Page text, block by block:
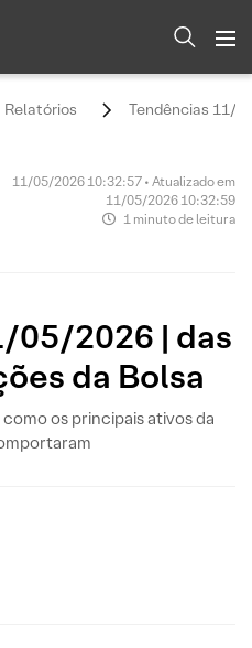
Relatórios Tendências 11/
11/05/2026 10:32:57 • Atualizado em
11/05/2026 10:32:59
1 minuto de leitura
05/2026 | das
da Bolsa
os principais ativos da